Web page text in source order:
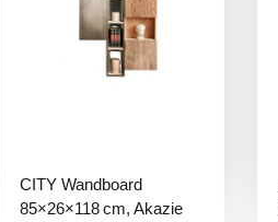
CITY Wandboard
85×26×118 cm, Akazie